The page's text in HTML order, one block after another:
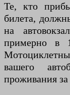
Те, кто
билета,
на
примерно в
вашего
проживания